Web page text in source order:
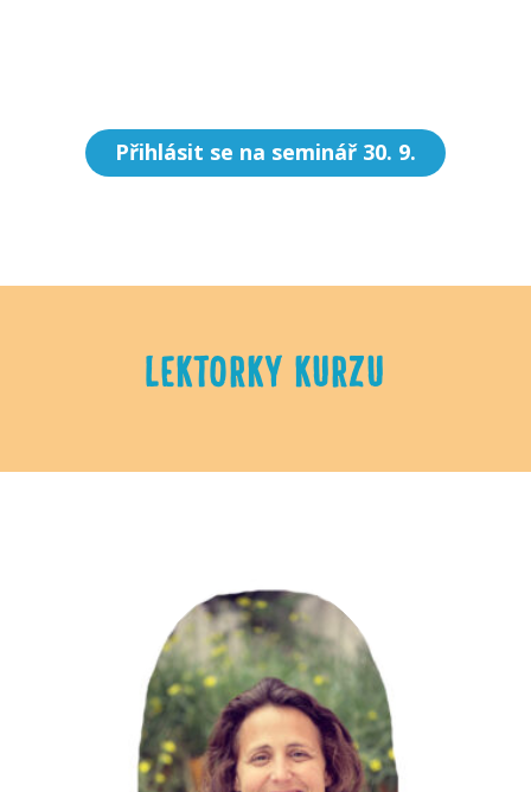
Přihlásit se na seminář 30. 9.
LEKTORKY KURZU